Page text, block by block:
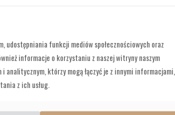
BRAZYLIA UGANDA
zł– 119,00złZakres
udostępniania funkcji mediów społecznościowych oraz
informacje o korzystaniu z naszej witryny naszym
analitycznym, którzy mogą łączyć je z innymi informacjami,
z ich usług.